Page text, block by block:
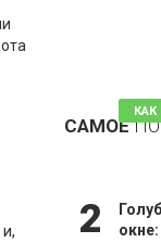
САМОЕ
КАК
81
2